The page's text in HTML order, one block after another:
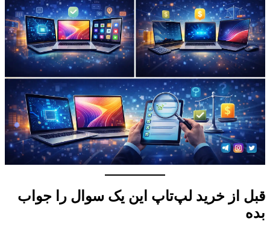
قبل از خرید لپ‌تاپ این یک سوال را جواب
بده